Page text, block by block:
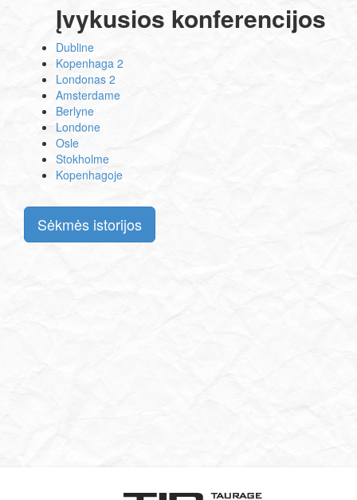
Įvykusios konferencijos
Dubline
Kopenhaga 2
Londonas 2
Amsterdame
Berlyne
Londone
Osle
Stokholme
Kopenhagoje
Sėkmės istorijos